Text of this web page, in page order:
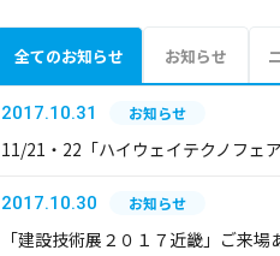
全てのお知らせ お知らせ
2017.10.31 お知らせ
11/21・22「ハイウェイテクノフェ
2017.10.30 お知らせ
「建設技術展２０１７近畿」ご来